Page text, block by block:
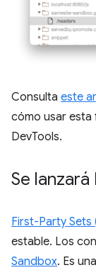
Consulta este
cómo usar esta
DevTools.
Se
First-Party Sets
estable. Los
Sandbox. Es